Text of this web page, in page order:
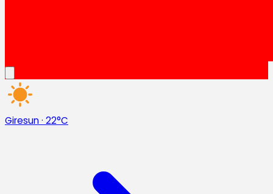
Giresun· 22°C